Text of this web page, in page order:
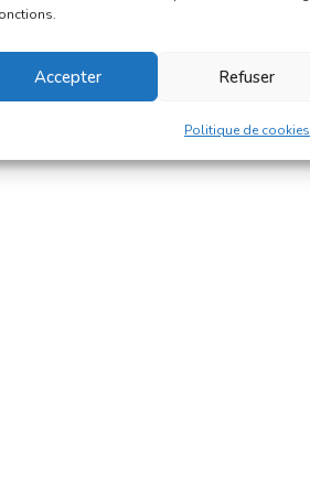
Accepter Refuser
Politique de cookies